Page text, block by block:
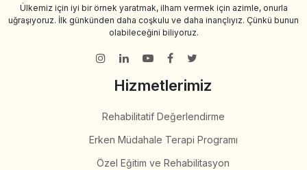
Ülkemiz için iyi bir örnek yaratmak, ilham vermek için azimle, onurla
uğraşıyoruz. İlk günkünden daha coşkulu ve daha inançlıyız. Çünkü bunun
olabileceğini biliyoruz.
Hizmetlerimiz
Rehabilitatif Değerlendirme
Erken Müdahale Terapi Programı
Özel Eğitim ve Rehabilitasyon